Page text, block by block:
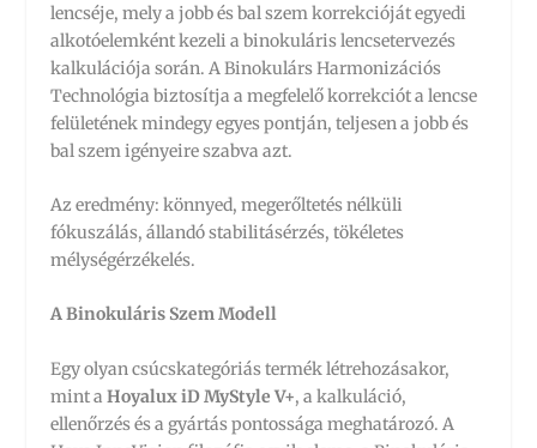
lencséje, mely a jobb és bal szem korrekcióját egyedi
alkotóelemként kezeli a binokuláris lencsetervezés
kalkulációja során. A Binokulárs Harmonizációs
Technológia biztosítja a megfelelő korrekciót a lencse
felületének mindegy egyes pontján, teljesen a jobb és
bal szem igényeire szabva azt.
Az eredmény: könnyed, megerőltetés nélküli
fókuszálás, állandó stabilitásérzés, tökéletes
mélységérzékelés.
A Binokuláris Szem Modell
Egy olyan csúcskategóriás termék létrehozásakor,
mint aHoyalux iD MyStyle V+, a kalkuláció,
ellenőrzés és a gyártás pontossága meghatározó. A